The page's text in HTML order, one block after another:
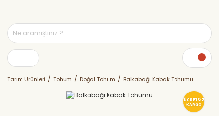
Tarım Ürünleri Tohum Doğal Tohum Balkabağı Kabak Tohumu
ÜCRETSİZ
KARGO